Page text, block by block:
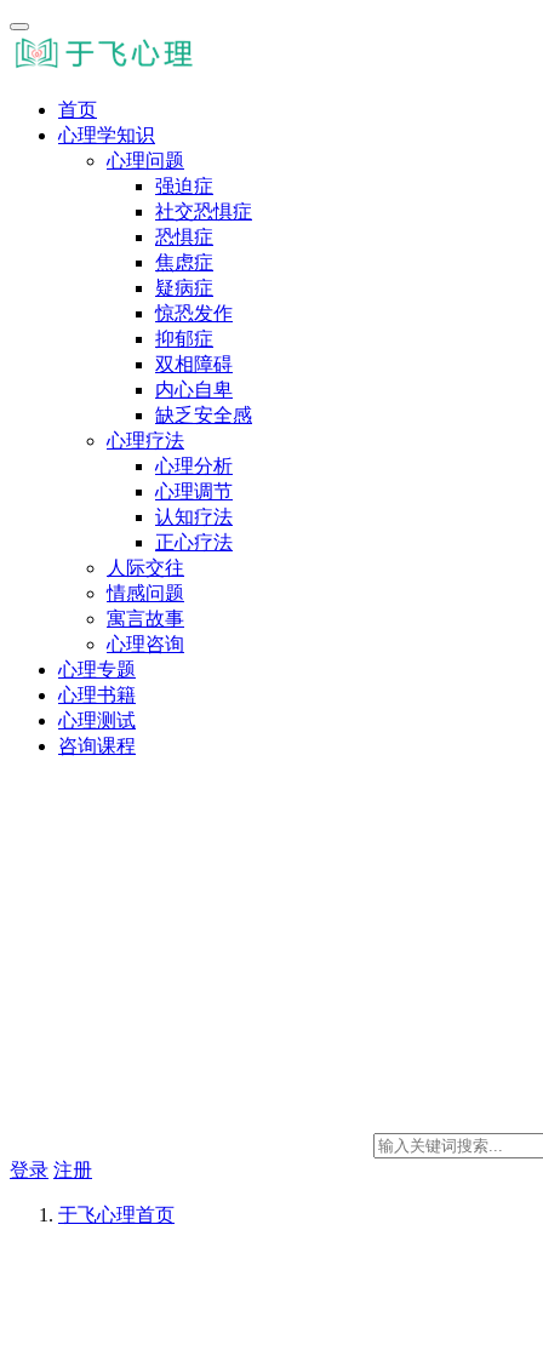
首页
心理学知识
心理问题
强迫症
社交恐惧症
恐惧症
焦虑症
疑病症
惊恐发作
抑郁症
双相障碍
内心自卑
缺乏安全感
心理疗法
心理分析
心理调节
认知疗法
正心疗法
人际交往
情感问题
寓言故事
心理咨询
心理专题
心理书籍
心理测试
咨询课程
登录 注册
于飞心理首页